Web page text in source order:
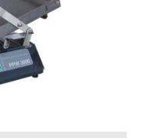
imediat
la cerere